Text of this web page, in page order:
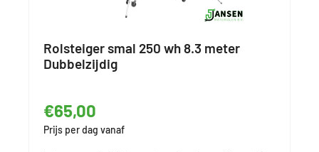
Rolsteiger smal 250 wh 8.3 meter
Dubbelzijdig
Prijs per dag vanaf
€65,00